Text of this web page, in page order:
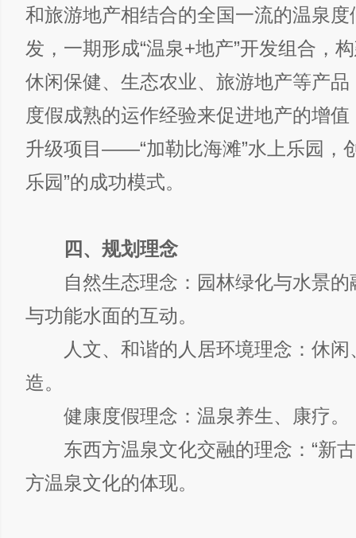
和旅游地产相结合的全国一流的温泉度
发，一期形成“温泉+地产”开发组合，
休闲保健、生态农业、旅游地产等产
度假成熟的运作经验来促进地产的增
升级项目——“加勒比海滩”水上乐园，
乐园”的成功模式。
四、规划理念
自然生态理念：园林绿化与水景的
与功能水面的互动。
人文、和谐的人居环境理念：休闲
造。
健康度假理念：温泉养生、康疗。
东西方温泉文化交融的理念：“新古
方温泉文化的体现。